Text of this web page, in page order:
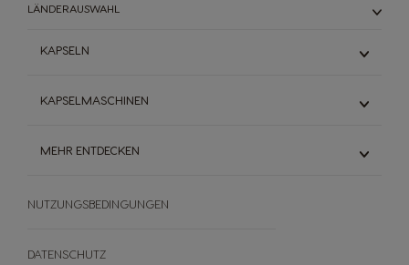
LÄNDERAUSWAHL
KAPSELN
Schwarzkaffee
Heiße Schokolade
KAPSELMASCHINEN
Genio S
Infinissima
MEHR ENTDECKEN
Die Welt des Kaffees
FAQ
NUTZUNGSBEDINGUNGEN
DATENSCHUTZ